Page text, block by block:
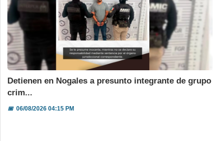
Detienen en Nogales a presunto integrante de grupo
crim...
📅06/08/2026 04:15 PM